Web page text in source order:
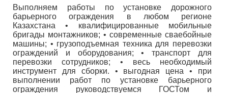
Выполняем работы по установке дорожного
барьерного ограждения в любом регионе
Казахстана • квалифицированные мобильные
бригады монтажников; • современные сваебойные
машины; • грузоподъемная техника для перевозки
ограждений и оборудования; • транспорт для
перевозки сотрудников; • весь необходимый
инструмент для сборки. • выгодная цена • при
выполнении работ по установке барьерного
ограждения руководствуемся ГОСТом и